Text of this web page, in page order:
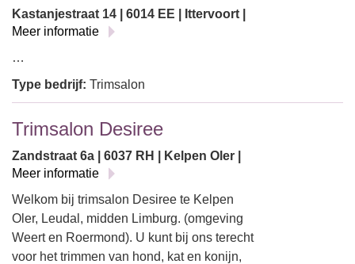
Kastanjestraat 14 | 6014 EE | Ittervoort |
Meer informatie
…
Type bedrijf: Trimsalon
Trimsalon Desiree
Zandstraat 6a | 6037 RH | Kelpen Oler |
Meer informatie
Welkom bij trimsalon Desiree te Kelpen
Oler, Leudal, midden Limburg. (omgeving
Weert en Roermond). U kunt bij ons terecht
voor het trimmen van hond, kat en konijn,